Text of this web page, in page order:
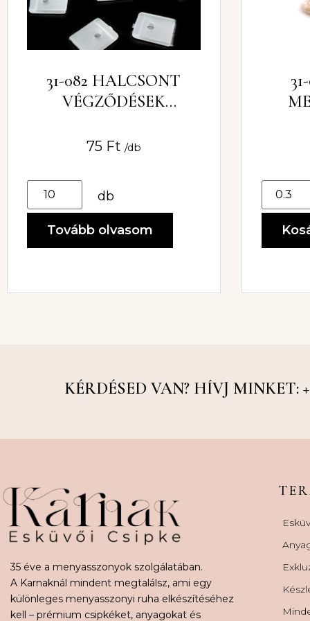
31-082 HALCSONT
VÉGZŐDÉSEK
75 Ft /db
db
Tovább olvasom
KÉRDÉSED VAN? HÍVJ MINKET:
35 éve a menyasszonyok szolgálatában.
A Karnaknál mindent megtalálsz, ami egy
különleges menyasszonyi ruha elkészítéséhez
kell – prémium csipkéket, anyagokat és